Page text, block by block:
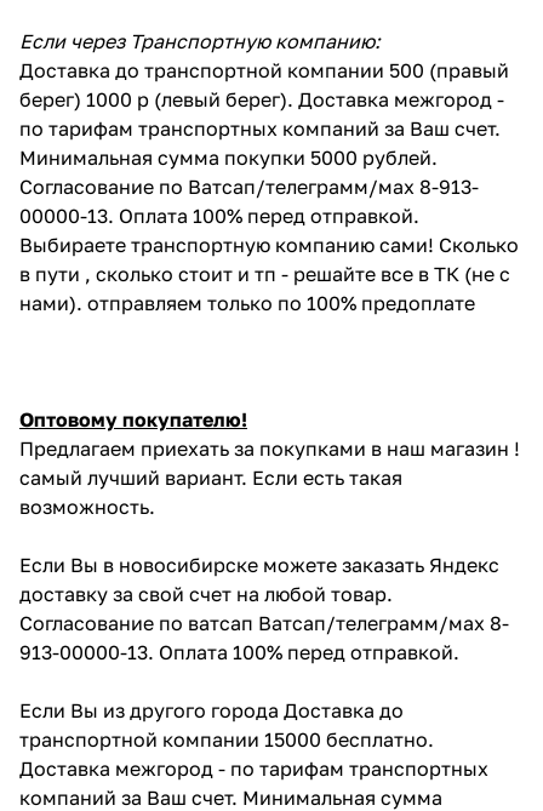
Если через Транспортную компанию:
Доставка до транспортной компании 500 (правый
берег) 1000 р (левый берег). Доставка межгород -
по тарифам транспортных компаний за Ваш счет.
Минимальная сумма покупки 5000 рублей.
Согласование по Ватсап/телеграмм/мах 8-913-
00000-13. Оплата 100% перед отправкой.
Выбираете транспортную компанию сами! Сколько
в пути , сколько стоит и тп - решайте все в ТК (не с
нами). отправляем только по 100% предоплате
Оптовому покупателю!
Предлагаем приехать за покупками в наш магазин !
самый лучший вариант. Если есть такая
возможность.
Если Вы в новосибирске можете заказать Яндекс
доставку за свой счет на любой товар.
Согласование по ватсап Ватсап/телеграмм/мах 8-
913-00000-13. Оплата 100% перед отправкой.
Если Вы из другого города Доставка до
транспортной компании 15000 бесплатно.
Доставка межгород - по тарифам транспортных
компаний за Ваш счет. Минимальная сумма